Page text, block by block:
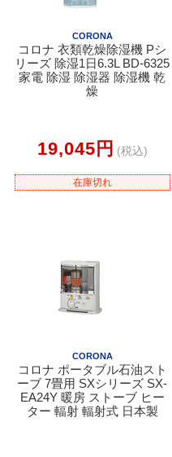
CORONA
コロナ 衣類乾燥除湿機 Pシ
リーズ 除湿1日6.3L BD-6325
家電 除湿 除湿器 除湿機 乾
燥
19,045円 (税込)
在庫切れ
CORONA
コロナ ポータブル石油スト
ーブ 7畳用 SXシリーズ SX-
EA24Y 暖房 ストーブ ヒー
ター 輻射 輻射式 日本製